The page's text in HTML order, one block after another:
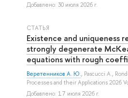
Добавлено: 30 июля 2026 г.
СТАТЬЯ
Existence and uniqueness
strongly degenerate
equations with rough
Веретенников А. Ю., Pascucci A.,
Processes and their Applications 2026
Добавлено: 17 июля 2026 г.